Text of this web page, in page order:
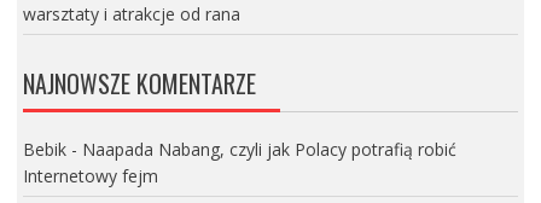
warsztaty i atrakcje od rana
NAJNOWSZE KOMENTARZE
Bebik- Naapada Nabang, czyli jak Polacy potrafią robić
Internetowy fejm